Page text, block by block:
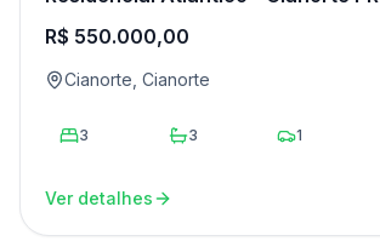
R$ 550.000,00
Cianorte, Cianorte
3 3 1
Ver detalhes